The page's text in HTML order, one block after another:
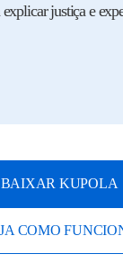
justiça e
BAIXAR KUPOLA
COMO